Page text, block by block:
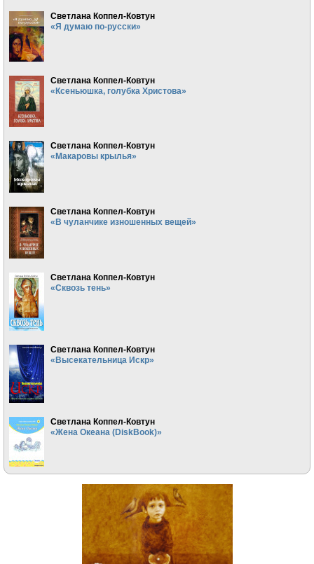
Светлана Коппел-Ковтун
«Я думаю по-русски»
Светлана Коппел-Ковтун
«Ксеньюшка, голубка Христова»
Светлана Коппел-Ковтун
«Макаровы крылья»
Светлана Коппел-Ковтун
«В чуланчике изношенных вещей»
Светлана Коппел-Ковтун
«Сквозь тень»
Светлана Коппел-Ковтун
«Высекательница Искр»
Светлана Коппел-Ковтун
«Жена Океана (DiskBook)»